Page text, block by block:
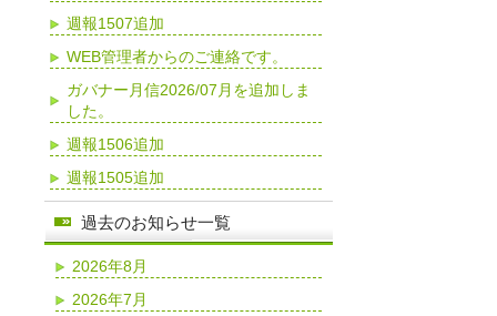
週報1507追加
WEB管理者からのご連絡です。
ガバナー月信2026/07月を追加しま
した。
週報1506追加
週報1505追加
過去のお知らせ一覧
2026年8月
2026年7月